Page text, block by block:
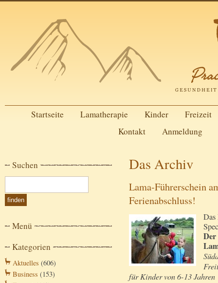
Startseite Lamatherapie Kinder
Freizeit
Kontakt
Anmeldung
Suchen
Menü
Kategorien
Aktuelles (606)
Business (153)
Das Archiv
Lama-Führerschein
Ferienabschluss!
für Kinder von 6-13 Jahren